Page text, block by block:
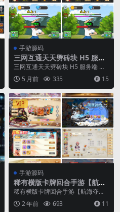
手游源码
三网互通天天劈砖块 H5 服务
端 WIN+Linux 手工端 附赠源
码 + 完整教程
三网互通天天劈砖块 H5 服务端 WI
N+Linux 手工端 附赠源码 + 完整...
5 月前 335 15
VIP
手游源码
稀有横版卡牌回合手游【航海
夺宝彩金版】最新整理Ubunt
u手工服务端+安卓+GM授权后
台+详细搭建教程
稀有横版卡牌回合手游【航海夺宝
彩金版】最新整理Ubuntu手工服务
端+安卓+GM...
2 年前 693 11